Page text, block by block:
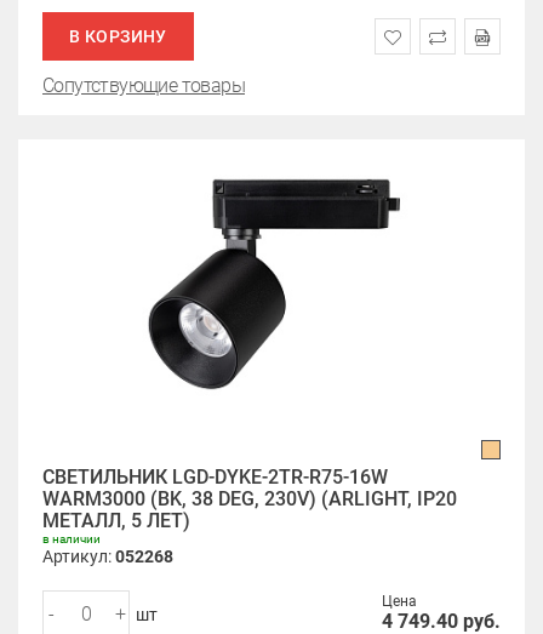
В КОРЗИНУ
Сопутствующие товары
СВЕТИЛЬНИК LGD-DYKE-2TR-R75-16W
WARM3000 (BK, 38 DEG, 230V) (ARLIGHT, IP20
МЕТАЛЛ, 5 ЛЕТ)
в наличии
Артикул:052268
Цена
4 749.40 руб.
- + шт